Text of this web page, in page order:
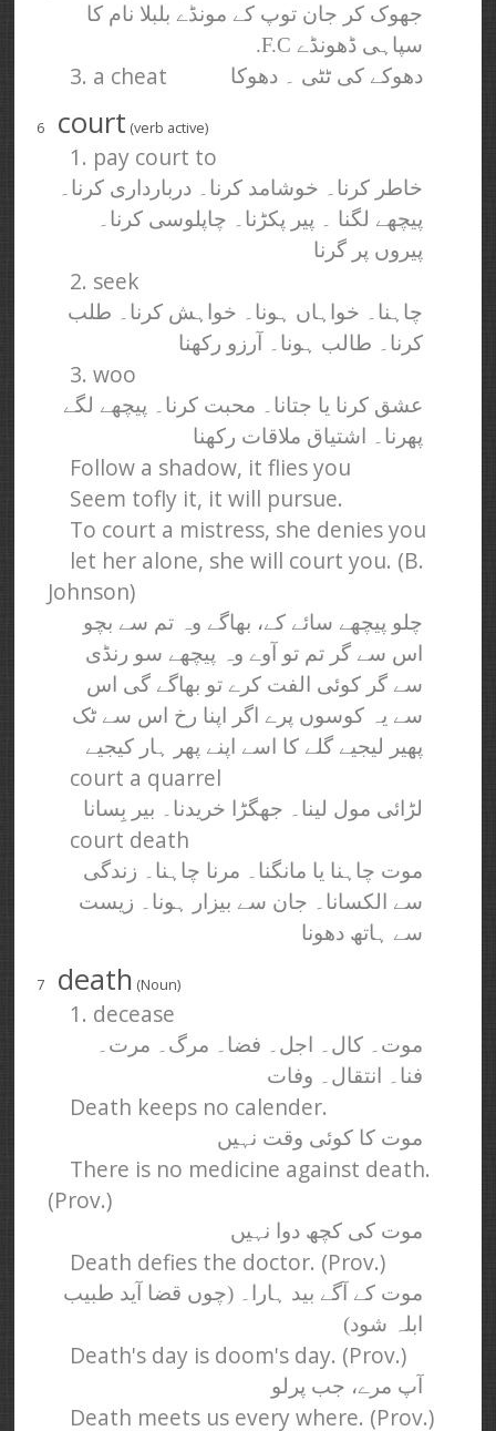
جھوک کر جان توپ کے مونڈے بلبلا نام کا
سپاہی ڈھونڈے F.C.
3. a cheat دھوکے کی ٹٹی ۔ دھوکا
6 court (verb active)
1. pay court to
خاطر کرنا۔ خوشامد کرنا۔ دربارداری کرنا۔
پیچھے لگنا ۔ پیر پکڑنا۔ چاپلوسی کرنا۔
پیروں پر گرنا
2. seek
چاہنا۔ خواہاں ہونا۔ خواہش کرنا۔ طلب
کرنا۔ طالب ہونا۔ آرزو رکھنا
3. woo
عشق کرنا یا جتانا۔ محبت کرنا۔ پیچھے لگے
پھرنا۔ اشتیاق ملاقات رکھنا
Follow a shadow, it flies you
Seem tofly it, it will pursue.
To court a mistress, she denies you
let her alone, she will court you. (B.
Johnson)
چلو پیچھے سائے کے، بھاگے وہ تم سے بچو
اس سے گر تم تو آوے وہ پیچھے سو رنڈی
سے گر کوئی الفت کرے تو بھاگے گی اس
سے یہ کوسوں پرے اگر اپنا رخ اس سے ٹک
پھیر لیجیے گلے کا اسے اپنے پھر ہار کیجیے
court a quarrel
لڑائی مول لینا۔ جھگڑا خریدنا۔ بیر بِسانا
court death
موت چاہنا یا مانگنا۔ مرنا چاہنا۔ زندگی
سے الکسانا۔ جان سے بیزار ہونا۔ زیست
سے ہاتھ دھونا
7 death (Noun)
1. decease
موت۔ کال۔ اجل۔ فضا۔ مرگ۔ مرت۔
فنا۔ انتقال۔ وفات
Death keeps no calender.
موت کا کوئی وقت نہیں
There is no medicine against death.
(Prov.)
موت کی کچھ دوا نہیں
Death defies the doctor. (Prov.)
موت کے آگے بید ہارا۔ (چوں قضا آید طبیب
ابلہ شود)
Death's day is doom's day. (Prov.)
آپ مرے، جب پرلو
Death meets us every where. (Prov.)